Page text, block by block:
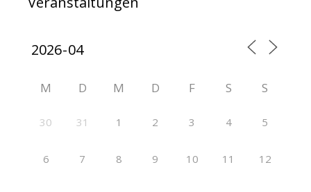
M D M D F S S
30 31 1 2 3 4 5
6 7 8 9 10 11 12